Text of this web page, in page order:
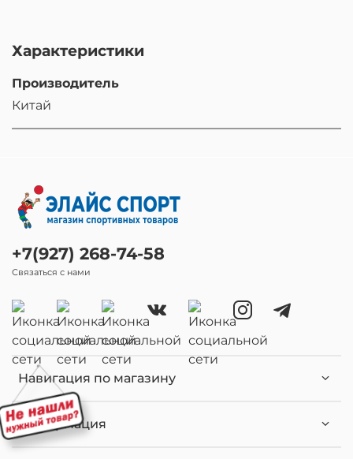
Характеристики
Производитель
Китай
Навигация по магазину
Информация
+7(927) 268-74-58
Связаться с нами